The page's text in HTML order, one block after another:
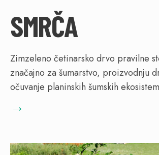
SMRČA
Zimzeleno četinarsko drvo pravilne
značajno za šumarstvo, proizvodnju
očuvanje planinskih šumskih
→